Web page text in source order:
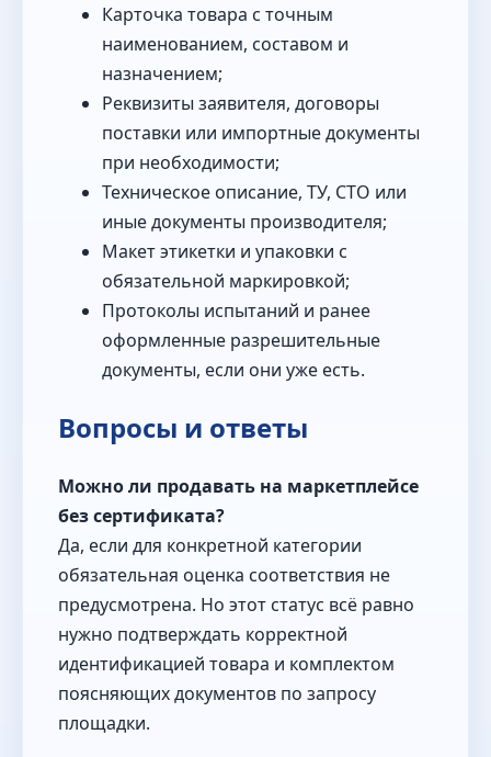
Карточка товара с точным
наименованием, составом и
назначением;
Реквизиты заявителя, договоры
поставки или импортные документы
при необходимости;
Техническое описание, ТУ, СТО или
иные документы производителя;
Макет этикетки и упаковки с
обязательной маркировкой;
Протоколы испытаний и ранее
оформленные разрешительные
документы, если они уже есть.
Вопросы и ответы
Можно ли продавать на маркетплейсе
без сертификата?
Да, если для конкретной категории
обязательная оценка соответствия не
предусмотрена. Но этот статус всё равно
нужно подтверждать корректной
идентификацией товара и комплектом
поясняющих документов по запросу
площадки.